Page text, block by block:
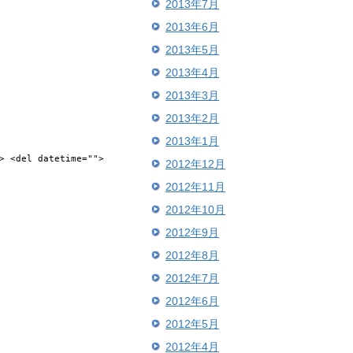
<del datetime="">
2013年7月
2013年6月
2013年5月
2013年4月
2013年3月
2013年2月
2013年1月
2012年12月
2012年11月
2012年10月
2012年9月
2012年8月
2012年7月
2012年6月
2012年5月
2012年4月